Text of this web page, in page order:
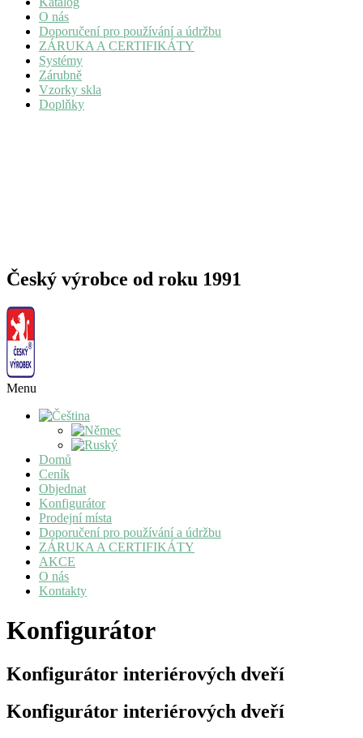
O nás
Doporučení pro používání a údržbu
ZÁRUKA A CERTIFIKÁTY
Systémy
Zárubně
Vzorky skla
Doplňky
Český výrobce od roku 1991
Menu
Domů
Ceník
Objednat
Konfigurátor
Prodejní místa
Doporučení pro používání a údržbu
ZÁRUKA A CERTIFIKÁTY
AKCE
O nás
Kontakty
Konfigurátor
Konfigurátor interiérových dveří
Konfigurátor interiérových dveří